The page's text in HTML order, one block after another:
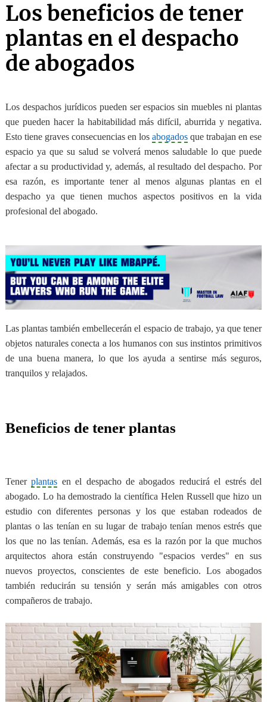
Los beneficios de tener
plantas en el despacho
de abogados
Los despachos jurídicos pueden ser espacios sin muebles ni plantas
que pueden hacer la habitabilidad más difícil, aburrida y negativa.
Esto tiene graves consecuencias en losabogados que trabajan en ese
espacio ya que su salud se volverá menos saludable lo que puede
afectar a su productividad y, además, al resultado del despacho. Por
esa razón, es importante tener al menos algunas plantas en el
despacho ya que tienen muchos aspectos positivos en la vida
profesional del abogado.
Las plantas también embellecerán el espacio de trabajo, ya que tener
objetos naturales conecta a los humanos con sus instintos primitivos
de una buena manera, lo que los ayuda a sentirse más seguros,
tranquilos y relajados.
Beneficios de tener plantas
Tenerplantas en el despacho de abogados reducirá el estrés del
abogado. Lo ha demostrado la científica Helen Russell que hizo un
estudio con diferentes personas y los que estaban rodeados de
plantas o las tenían en su lugar de trabajo tenían menos estrés que
los que no las tenían. Además, esa es la razón por la que muchos
arquitectos ahora están construyendo "espacios verdes" en sus
nuevos proyectos, conscientes de este beneficio. Los abogados
también reducirán su tensión y serán más amigables con otros
compañeros de trabajo.